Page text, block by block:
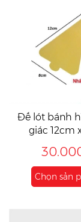
Đế lót bánh
giác 12cm
Chọn sản